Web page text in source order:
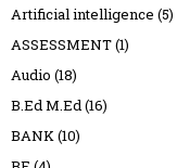
Artificial intelligence (5)
ASSESSMENT(1)
Audio (18)
B.Ed M.Ed(16)
BANK(10)